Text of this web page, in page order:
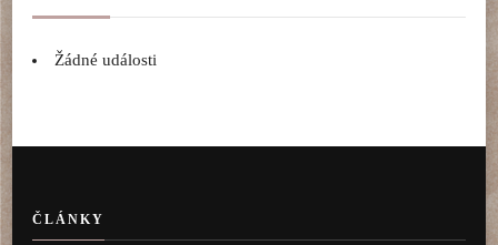
Žádné události
ČLÁNKY